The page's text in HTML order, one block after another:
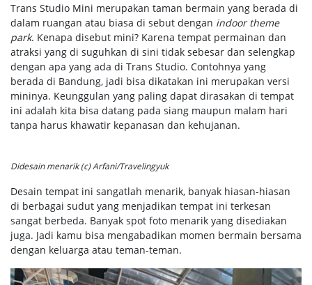
Trans Studio Mini merupakan taman bermain yang berada di
dalam ruangan atau biasa di sebut dengan indoor theme
park. Kenapa disebut mini? Karena tempat permainan dan
atraksi yang di suguhkan di sini tidak sebesar dan selengkap
dengan apa yang ada di Trans Studio. Contohnya yang
berada di Bandung, jadi bisa dikatakan ini merupakan versi
mininya. Keunggulan yang paling dapat dirasakan di tempat
ini adalah kita bisa datang pada siang maupun malam hari
tanpa harus khawatir kepanasan dan kehujanan.
Didesain menarik (c) Arfani/Travelingyuk
Desain tempat ini sangatlah menarik, banyak hiasan-hiasan
di berbagai sudut yang menjadikan tempat ini terkesan
sangat berbeda. Banyak spot foto menarik yang disediakan
juga. Jadi kamu bisa mengabadikan momen bermain bersama
dengan keluarga atau teman-teman.